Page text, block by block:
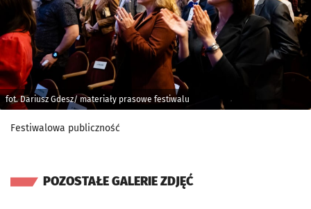
fot. Dariusz Gdesz/ materiały prasowe festiwalu
Festiwalowa publiczność
POZOSTAŁE GALERIE ZDJĘĆ